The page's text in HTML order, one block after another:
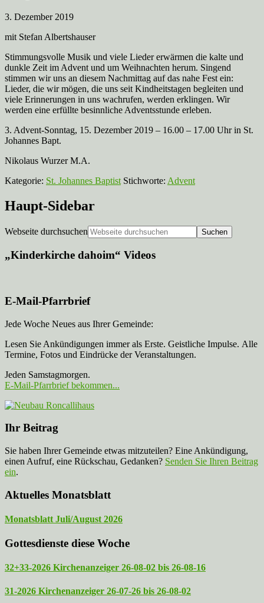
3. Dezember 2019
mit Stefan Albertshauser
Stimmungsvolle Musik und viele Lieder erwärmen die kalte und
dunkle Zeit im Advent und um Weihnachten herum. Singend
stimmen wir uns an diesem Nachmittag auf das nahe Fest ein:
Lieder, die wir mögen, die uns seit Kindheitstagen begleiten und
viele Erinnerungen in uns wachrufen, werden erklingen. Wir
werden eine erfüllte besinnliche Adventsstunde erleben.
3. Advent-Sonntag, 15. Dezember 2019 – 16.00 – 17.00 Uhr in St.
Johannes Bapt.
Nikolaus Wurzer M.A.
Kategorie: St. Johannes Baptist Stichworte: Advent
Haupt-Sidebar
Webseite durchsuchen
„Kinderkirche dahoim“ Videos
E-Mail-Pfarrbrief
Jede Woche Neues aus Ihrer Gemeinde:
Lesen Sie Ankündigungen immer als Erste. Geistliche Impulse. Alle
Termine, Fotos und Eindrücke der Veranstaltungen.
Jeden Samstagmorgen.
E-Mail-Pfarrbrief bekommen...
Ihr Beitrag
Sie haben Ihrer Gemeinde etwas mitzuteilen? Eine Ankündigung,
einen Aufruf, eine Rückschau, Gedanken? Senden Sie Ihren Beitrag
ein.
Aktuelles Monatsblatt
Monatsblatt Juli/August 2026
Gottesdienste diese Woche
32+33-2026 Kirchenanzeiger 26-08-02 bis 26-08-16
31-2026 Kirchenanzeiger 26-07-26 bis 26-08-02